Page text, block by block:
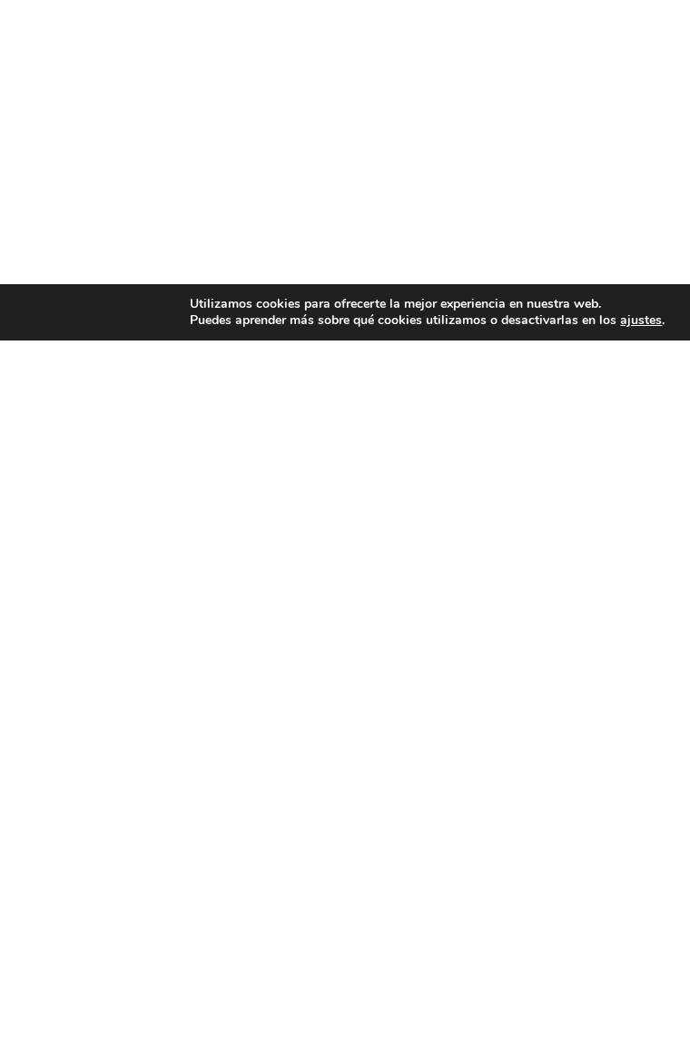
Utilizamos cookies para ofrecerte la mejor experiencia en nuestra web.
Puedes aprender más sobre qué cookies utilizamos o desactivarlas en losajustes.